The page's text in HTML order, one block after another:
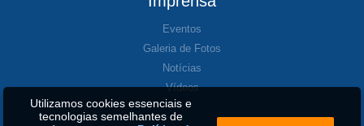
Eventos
Galeria de Fotos
Notícias
Vídeos
Utilizamos cookies essenciais e
tecnologias semelhantes de